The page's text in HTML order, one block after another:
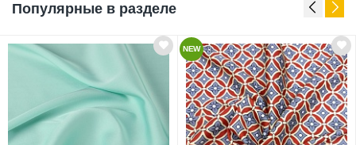
Популярные в разделе
NEW